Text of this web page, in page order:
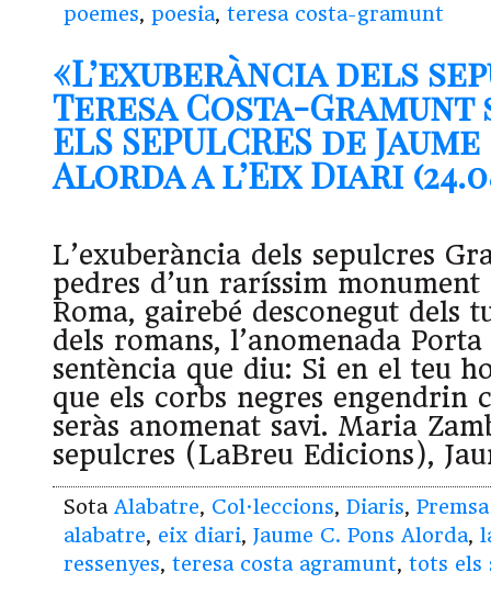
poemes, poesia, teresa costa-gramunt
«L’exuberància dels
Teresa Costa-Gramunt
ELS SEPULCRES de
Alorda a l’Eix Diari
L’exuberància dels sepulcres
pedres d’un raríssim monument
Roma, gairebé desconegut dels
dels romans, l’anomenada
sentència que diu: Si en el teu
que els corbs negres engendrin
seràs anomenat savi. Maria
sepulcres (LaBreu Edicions),
Sota Alabatre, Col·leccions, Diaris, Premsa
alabatre, eix diari, Jaume C. Pons Alorda,
ressenyes, teresa costa agramunt, tots els